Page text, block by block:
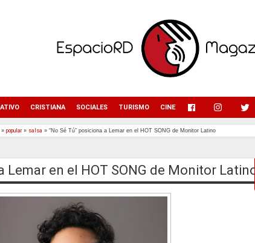
CRISTIANA SOCIALES TURISMO CINE
» popular» salsa » “No Sé Tú” posiciona a Lemar en el HOT SONG de Monitor Latino
Lemar en el HOT SONG de Monitor Latino